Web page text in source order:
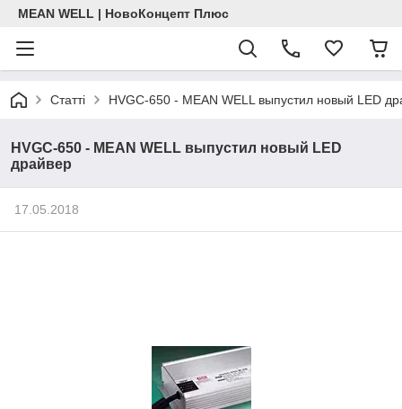
MEAN WELL | НовоКонцепт Плюс
Статті HVGC-650 - MEAN WELL выпустил новый LED
HVGC-650 - MEAN WELL выпустил новый LED
драйвер
17.05.2018